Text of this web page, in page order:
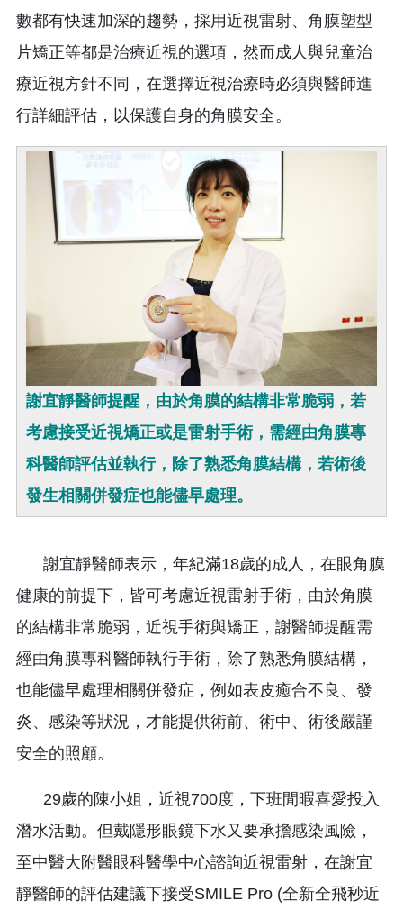
數都有快速加深的趨勢，採用近視雷射、角膜塑型
片矯正等都是治療近視的選項，然而成人與兒童治
療近視方針不同，在選擇近視治療時必須與醫師進
行詳細評估，以保護自身的角膜安全。
謝宜靜醫師提醒，由於角膜的結構非常脆弱，若
考慮接受近視矯正或是雷射手術，需經由角膜專
科醫師評估並執行，除了熟悉角膜結構，若術後
發生相關併發症也能儘早處理。
謝宜靜醫師表示，年紀滿18歲的成人，在眼角膜
健康的前提下，皆可考慮近視雷射手術，由於角膜
的結構非常脆弱，近視手術與矯正，謝醫師提醒需
經由角膜專科醫師執行手術，除了熟悉角膜結構，
也能儘早處理相關併發症，例如表皮癒合不良、發
炎、感染等狀況，才能提供術前、術中、術後嚴謹
安全的照顧。
29歲的陳小姐，近視700度，下班閒暇喜愛投入
潛水活動。但戴隱形眼鏡下水又要承擔感染風險，
至中醫大附醫眼科醫學中心諮詢近視雷射，在謝宜
靜醫師的評估建議下接受SMILE Pro (全新全飛秒近